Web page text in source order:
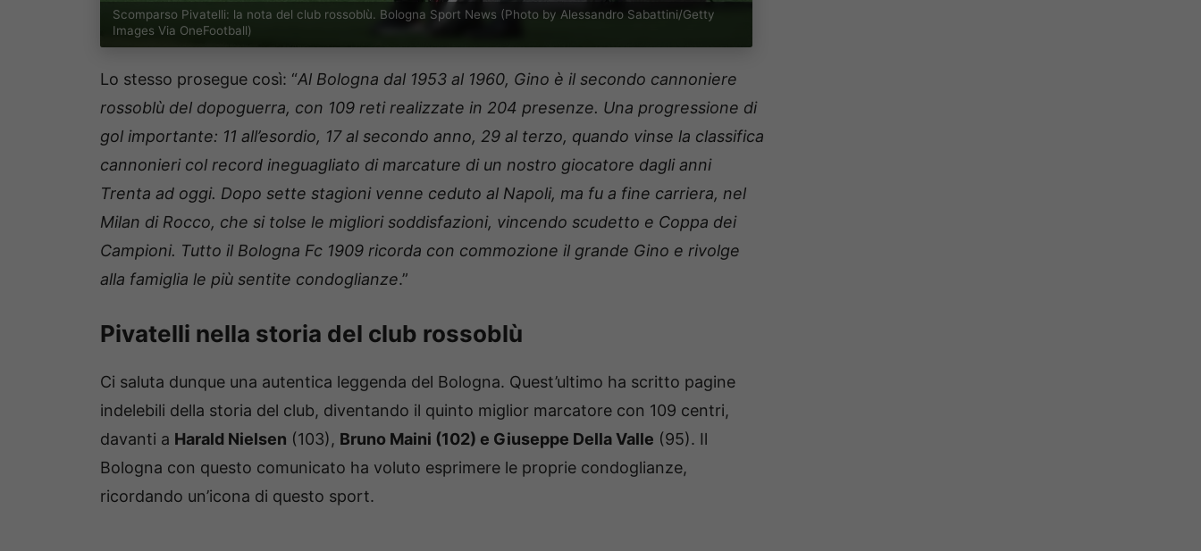
Scomparso Pivatelli: la nota del club rossoblù. Bologna Sport News (Photo by Alessandro Sabattini/Getty
Images Via OneFootball)
Lo stesso prosegue così: “Al Bologna dal 1953 al 1960, Gino è il secondo cannoniere
rossoblù del dopoguerra, con 109 reti realizzate in 204 presenze. Una progressione di
gol importante: 11 all’esordio, 17 al secondo anno, 29 al terzo, quando vinse la classifica
cannonieri col record ineguagliato di marcature di un nostro giocatore dagli anni
Trenta ad oggi. Dopo sette stagioni venne ceduto al Napoli, ma fu a fine carriera, nel
Milan di Rocco, che si tolse le migliori soddisfazioni, vincendo scudetto e Coppa dei
Campioni. Tutto il Bologna Fc 1909 ricorda con commozione il grande Gino e rivolge
alla famiglia le più sentite condoglianze.”
Pivatelli nella storia del club rossoblù
Ci saluta dunque una autentica leggenda del Bologna. Quest’ultimo ha scritto pagine
indelebili della storia del club, diventando il quinto miglior marcatore con 109 centri,
davanti a Harald Nielsen (103), Bruno Maini (102) e Giuseppe Della Valle (95). Il
Bologna con questo comunicato ha voluto esprimere le proprie condoglianze,
ricordando un’icona di questo sport.